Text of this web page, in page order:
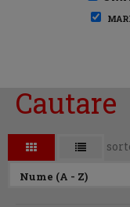
Cautare
Nume (A - Z)